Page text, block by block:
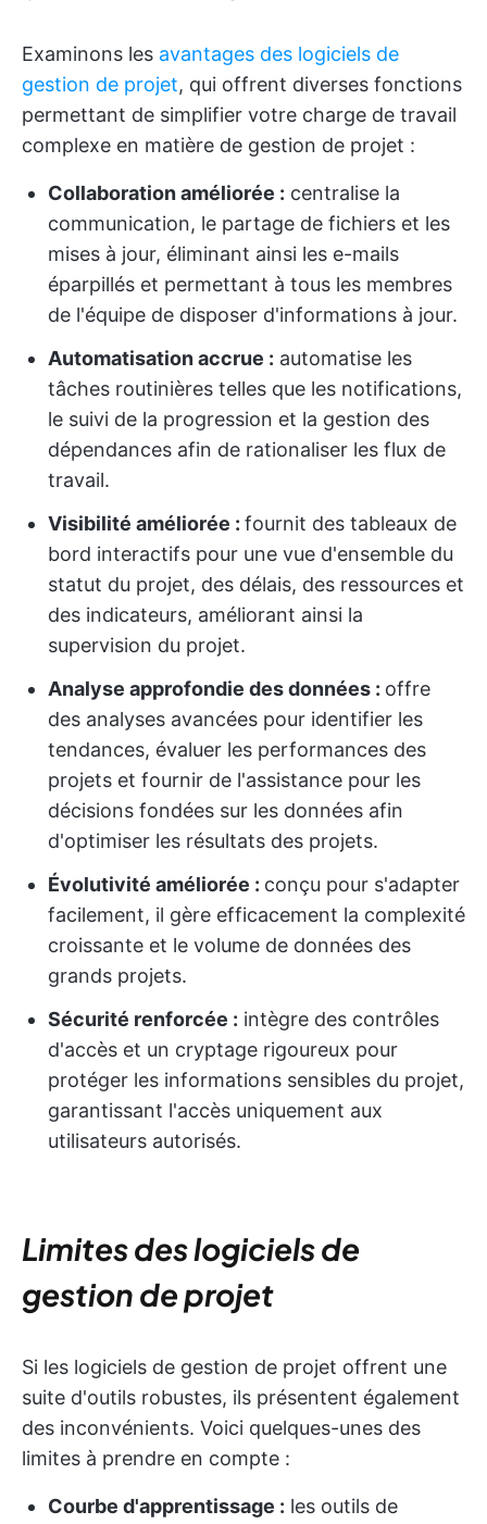
Examinons les avantages des logiciels de
gestion de projet, qui offrent diverses fonctions
permettant de simplifier votre charge de travail
complexe en matière de gestion de projet :
Collaboration améliorée : centralise la
communication, le partage de fichiers et les
mises à jour, éliminant ainsi les e-mails
éparpillés et permettant à tous les membres
de l'équipe de disposer d'informations à jour.
Automatisation accrue : automatise les
tâches routinières telles que les notifications,
le suivi de la progression et la gestion des
dépendances afin de rationaliser les flux de
travail.
Visibilité améliorée : fournit des tableaux de
bord interactifs pour une vue d'ensemble du
statut du projet, des délais, des ressources et
des indicateurs, améliorant ainsi la
supervision du projet.
Analyse approfondie des données : offre
des analyses avancées pour identifier les
tendances, évaluer les performances des
projets et fournir de l'assistance pour les
décisions fondées sur les données afin
d'optimiser les résultats des projets.
Évolutivité améliorée : conçu pour s'adapter
facilement, il gère efficacement la complexité
croissante et le volume de données des
grands projets.
Sécurité renforcée : intègre des contrôles
d'accès et un cryptage rigoureux pour
protéger les informations sensibles du projet,
garantissant l'accès uniquement aux
utilisateurs autorisés.
Limites des logiciels de
gestion de projet
Si les logiciels de gestion de projet offrent une
suite d'outils robustes, ils présentent également
des inconvénients. Voici quelques-unes des
limites à prendre en compte :
Courbe d'apprentissage : les outils de